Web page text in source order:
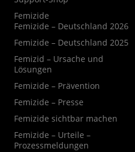
Femizide
Femizide – Deutschland 2026
Femizide – Deutschland 2025
Femizid – Ursache und
Lösungen
Femizide – Prävention
Femizide – Presse
Femizide sichtbar machen
Femizide – Urteile –
Prozessmeldungen